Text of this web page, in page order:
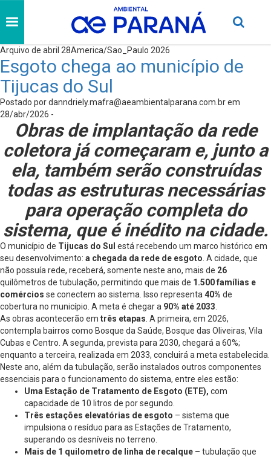
Arquivo de abril 28America/Sao_Paulo 2026
Esgoto chega ao município de
Tijucas do Sul
Postado pordanndriely.mafra@aeambientalparana.com.brem
28/abr/2026 -
Obras de implantação da rede
coletora já começaram e, junto a
ela, também serão construídas
todas as estruturas necessárias
para operação completa do
sistema, que é inédito na cidade.
O município de Tijucas do Sul está recebendo um marco histórico em
seu desenvolvimento: a chegada da rede de esgoto . A cidade, que
não possuía rede, receberá, somente neste ano, mais de 26
quilômetros de tubulação, permitindo que mais de 1.500 famílias e
comércios se conectem ao sistema. Isso representa 40% de
cobertura no município. A meta é chegar a 90% até 2033
As obras acontecerão em três etapas . A primeira, em 2026,
contempla bairros como Bosque da Saúde, Bosque das Oliveiras, Vila
Cubas e Centro. A segunda, prevista para 2030, chegará a 60%;
enquanto a terceira, realizada em 2033, concluirá a meta estabelecida.
Neste ano, além da tubulação, serão instalados outros componentes
essenciais para o funcionamento do sistema, entre eles estão:
Uma Estação de Tratamento de Esgoto (ETE), com
capacidade de 10 litros de por segundo.
Três estações elevatórias de esgoto – sistema que
impulsiona o resíduo para as Estações de Tratamento,
superando os desníveis no terreno.
Mais de 1 quilometro de linha de recalque – tubulação que